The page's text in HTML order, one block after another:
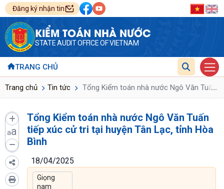
Đăng ký nhận tin
KIỂM TOÁN NHÀ NƯỚC
STATE AUDIT OFFICE OF VIETNAM
TRANG CHỦ
Trang chủ Tin tức Tổng Kiểm toán nhà nước Ngô Văn Tuấn
...
aa
Tổng Kiểm toán nhà nước Ngô Văn Tuấn
tiếp xúc cử tri tại huyện Tân Lạc, tỉnh Hòa
Bình
18/04/2025